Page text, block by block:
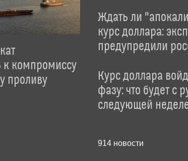
к компромиссу
проливу
Ждать ли
курс доллара:
предупредили
Курс доллара
фазу: что будет с
следующей
914новости